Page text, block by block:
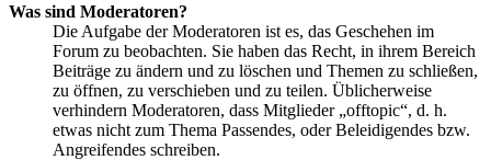
Was sind Moderatoren?
Die Aufgabe der Moderatoren ist es, das Geschehen im
Forum zu beobachten. Sie haben das Recht, in ihrem Bereich
Beiträge zu ändern und zu löschen und Themen zu schließen,
zu öffnen, zu verschieben und zu teilen. Üblicherweise
verhindern Moderatoren, dass Mitglieder „offtopic“, d. h.
etwas nicht zum Thema Passendes, oder Beleidigendes bzw.
Angreifendes schreiben.